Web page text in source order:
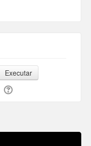
Executar